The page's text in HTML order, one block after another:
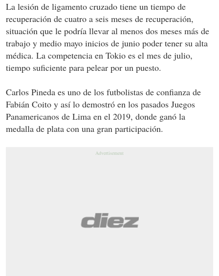
La lesión de ligamento cruzado tiene un tiempo de
recuperación de cuatro a seis meses de recuperación,
situación que le podría llevar al menos dos meses más de
trabajo y medio mayo inicios de junio poder tener su alta
médica. La competencia en Tokio es el mes de julio,
tiempo suficiente para pelear por un puesto.
Carlos Pineda es uno de los futbolistas de confianza de
Fabián Coito y así lo demostró en los pasados Juegos
Panamericanos de Lima en el 2019, donde ganó la
medalla de plata con una gran participación.